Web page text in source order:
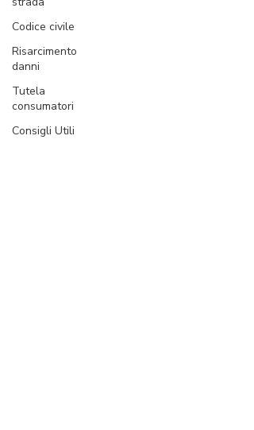
Codice civile
Risarcimento
danni
Tutela
consumatori
Consigli Utili